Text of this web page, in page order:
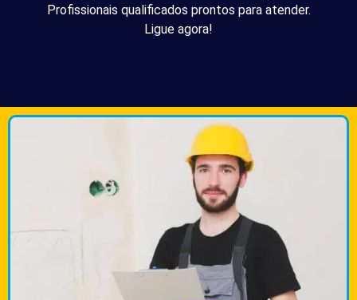
Profissionais qualificados prontos para atender.
Ligue agora!